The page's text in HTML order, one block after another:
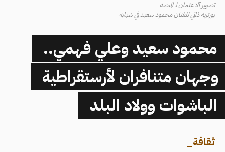
تصوير آلا عثمان لـ المنصة
بورتريه ذاتي للفنان محمود سعيد في شبابه
محمود سعيد وعلي فهمي..
وجهان متنافران لأرستقراطية
الباشوات وولاد البلد
ثقافة_